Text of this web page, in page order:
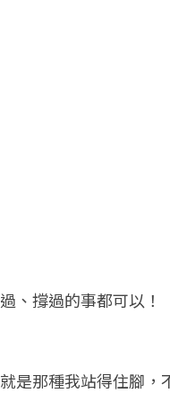
、撐過的事都可以！
是那種我站得住腳，